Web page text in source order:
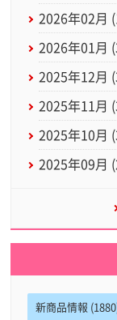
2026年02月
2026年01月
2025年12月
2025年11月
2025年10月
2025年09月
新商品情報